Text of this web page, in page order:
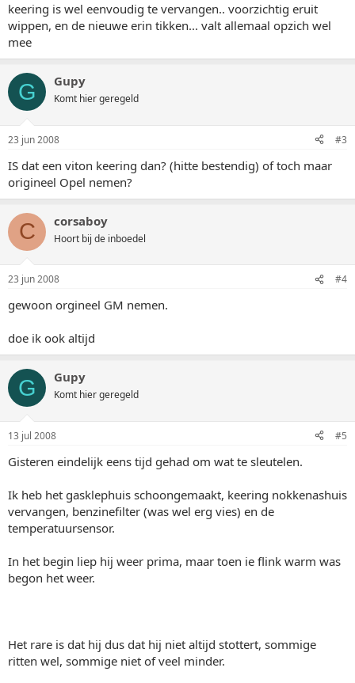
keering is wel eenvoudig te vervangen.. voorzichtig eruit
wippen, en de nieuwe erin tikken... valt allemaal opzich wel
mee
G Gupy
Komt hier geregeld
23 jun 2008 #3
IS dat een viton keering dan? (hitte bestendig) of toch maar
origineel Opel nemen?
C corsaboy
Hoort bij de inboedel
23 jun 2008 #4
gewoon orgineel GM nemen.
doe ik ook altijd
G Gupy
Komt hier geregeld
13 jul 2008 #5
Gisteren eindelijk eens tijd gehad om wat te sleutelen.
Ik heb het gasklephuis schoongemaakt, keering nokkenashuis
vervangen, benzinefilter (was wel erg vies) en de
temperatuursensor.
In het begin liep hij weer prima, maar toen ie flink warm was
begon het weer.
Het rare is dat hij dus dat hij niet altijd stottert, sommige
ritten wel, sommige niet of veel minder.